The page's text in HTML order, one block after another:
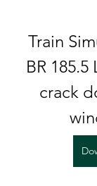
Train
BR
crack